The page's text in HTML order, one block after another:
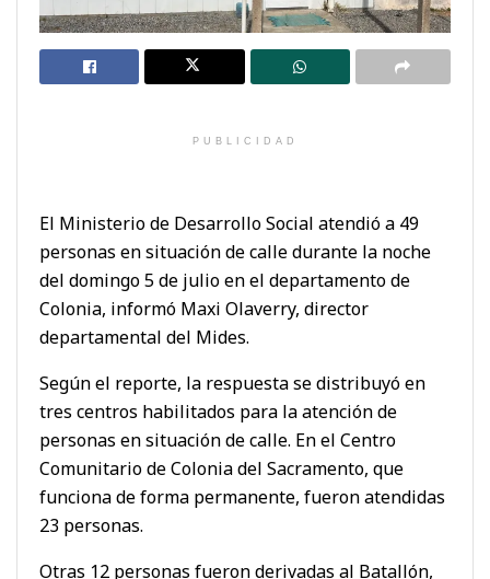
PUBLICIDAD
El Ministerio de Desarrollo Social atendió a 49
personas en situación de calle durante la noche
del domingo 5 de julio en el departamento de
Colonia, informó Maxi Olaverry, director
departamental del Mides.
Según el reporte, la respuesta se distribuyó en
tres centros habilitados para la atención de
personas en situación de calle. En el Centro
Comunitario de Colonia del Sacramento, que
funciona de forma permanente, fueron atendidas
23 personas.
Otras 12 personas fueron derivadas al Batallón,